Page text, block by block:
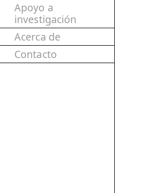
Apoyo a
investigación
Acerca de
Contacto